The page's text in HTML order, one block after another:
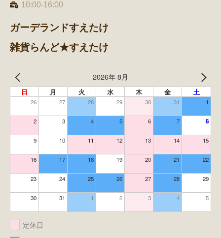
10:00-16:00
ガーデランドすえたけ
雑貨らんど★すえたけ
2026年 8月
日 月 火 水 木 金 土
26 27 28 29 30 31 1
2 3 4 5 6 7 8
9 10 11 12 13 14 15
16 17 18 19 20 21 22
23 24 25 26 27 28 29
30 31 1 2 3 4 5
定休日